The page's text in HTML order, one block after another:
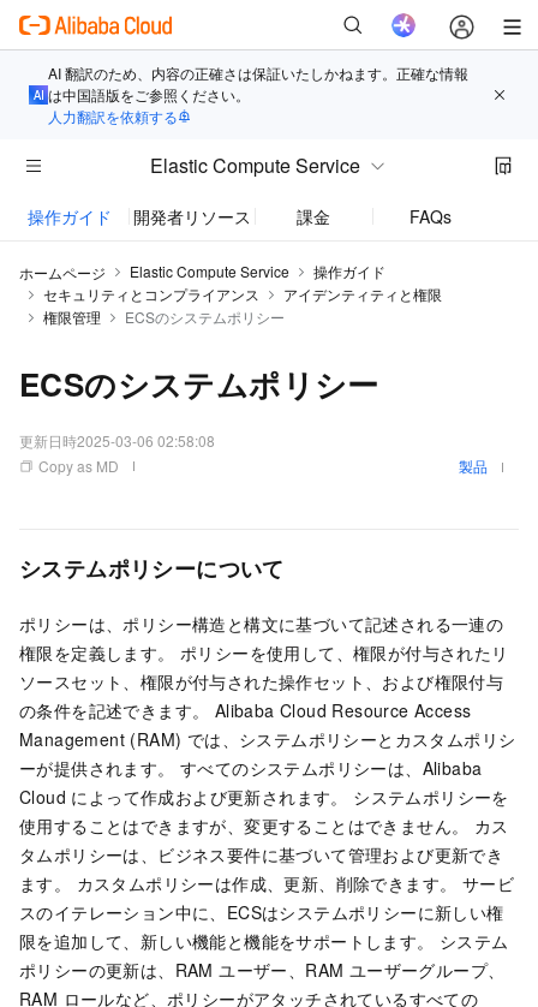
AI 翻訳のため、内容の正確さは保証いたしかねます。正確な情報
は中国語版をご参照ください。
人力翻訳を依頼する
Elastic Compute Service
操作ガイド 開発者リソース 課金 FAQs
ホームページ Elastic Compute Service
操作ガイド
セキュリティとコンプライアンス
アイデンティティと権限
権限管理
ECSのシステムポリシー
ECSのシステムポリシー
更新日時2025-03-06 02:58:08
Copy as MD
製品
システムポリシーについて
ポリシーは、ポリシー構造と構文に基づいて記述される一連の
権限を定義します。 ポリシーを使用して、権限が付与されたリ
ソースセット、権限が付与された操作セット、および権限付与
の条件を記述できます。 Alibaba Cloud Resource Access
Management (RAM) では、システムポリシーとカスタムポリシ
ーが提供されます。 すべてのシステムポリシーは、Alibaba
Cloud によって作成および更新されます。 システムポリシーを
使用することはできますが、変更することはできません。 カス
タムポリシーは、ビジネス要件に基づいて管理および更新でき
ます。 カスタムポリシーは作成、更新、削除できます。 サービ
スのイテレーション中に、ECSはシステムポリシーに新しい権
限を追加して、新しい機能と機能をサポートします。 システム
ポリシーの更新は、RAM ユーザー、RAM ユーザーグループ、
RAM ロールなど、ポリシーがアタッチされているすべての